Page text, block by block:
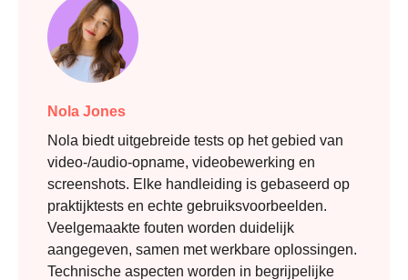
Nola Jones
Nola biedt uitgebreide tests op het gebied van
video-/audio-opname, videobewerking en
screenshots. Elke handleiding is gebaseerd op
praktijktests en echte gebruiksvoorbeelden.
Veelgemaakte fouten worden duidelijk
aangegeven, samen met werkbare oplossingen.
Technische aspecten worden in begrijpelijke